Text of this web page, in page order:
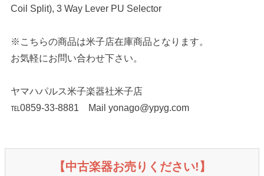
Coil Split), 3 Way Lever PU Selector
※こちらの商品は米子店在庫商品となります。
お気軽にお問い合わせ下さい。
ヤマハパルス米子楽器社米子店
℡0859-33-8881 Mail yonago@ypyg.com
【中古楽器お売りください!】